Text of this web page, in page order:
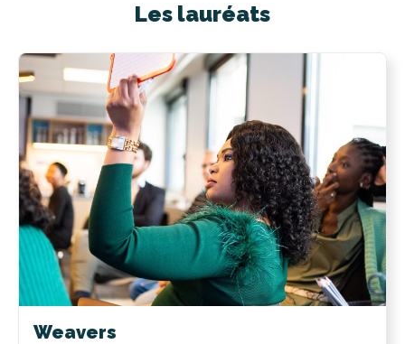
Les lauréats
Weavers